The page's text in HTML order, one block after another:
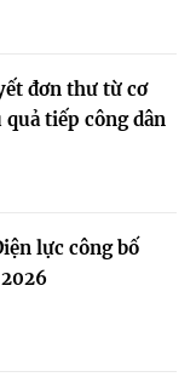
đơn thư từ cơ
quả tiếp công dân
lực công bố